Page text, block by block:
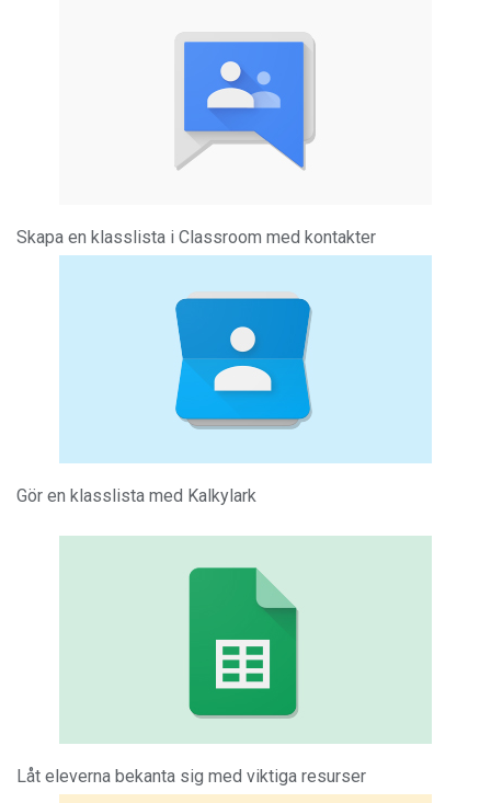
Skapa en klasslista i Classroom med kontakter
Gör en klasslista med Kalkylark
Låt eleverna bekanta sig med viktiga resurser